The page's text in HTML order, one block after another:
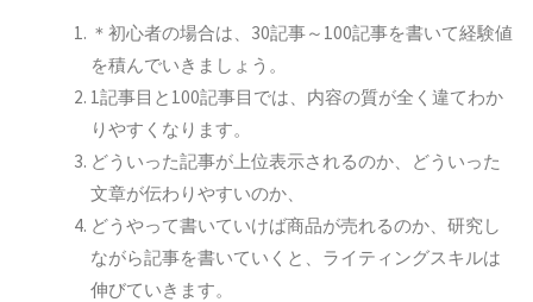
＊初心者の場合は、30記事～100記事を書いて経験値
を積んでいきましょう。
1記事目と100記事目では、内容の質が全く違てわか
りやすくなります。
どういった記事が上位表示されるのか、どういった
文章が伝わりやすいのか、
どうやって書いていけば商品が売れるのか、研究し
ながら記事を書いていくと、ライティングスキルは
伸びていきます。